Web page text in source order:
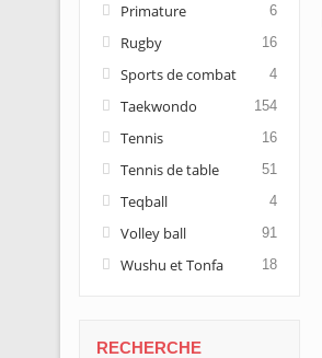
Primature 6
Rugby 16
Sports de combat 4
Taekwondo 154
Tennis 16
Tennis de table 51
Teqball 4
Volley ball 91
Wushu et Tonfa 18
RECHERCHE